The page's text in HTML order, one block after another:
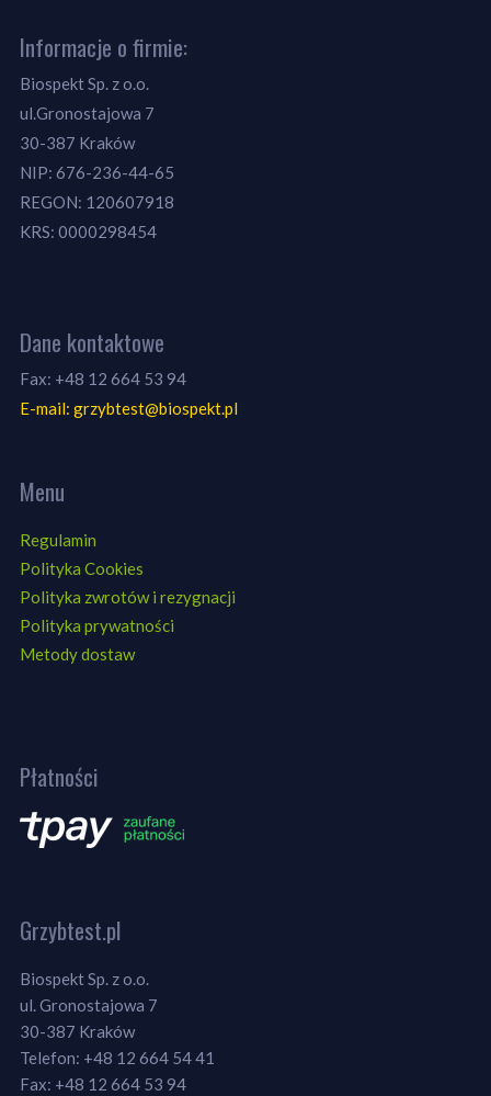
Informacje o firmie:
Biospekt Sp. z o.o.
ul.Gronostajowa 7
30-387 Kraków
NIP: 676-236-44-65
REGON: 120607918
KRS: 0000298454
Dane kontaktowe
Fax: +48 12 664 53 94
E-mail: grzybtest@biospekt.pl
Menu
Regulamin
Polityka Cookies
Polityka zwrotów i rezygnacji
Polityka prywatności
Metody dostaw
Płatności
Grzybtest.pl
Biospekt Sp. z o.o.
ul. Gronostajowa 7
30-387 Kraków
Telefon: +48 12 664 54 41
Fax: +48 12 664 53 94